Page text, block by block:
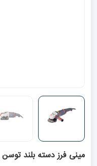
مینی فرز دسته بلند توسن 1200 وات مدل 3384A